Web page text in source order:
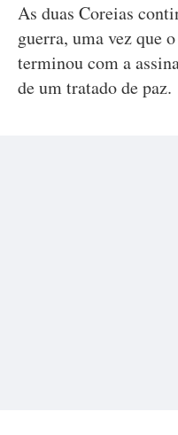
As duas Coreias
guerra, uma vez que
terminou com a
de um tratado de paz.